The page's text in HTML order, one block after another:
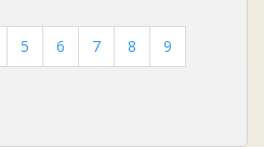
5 6 7 8
9